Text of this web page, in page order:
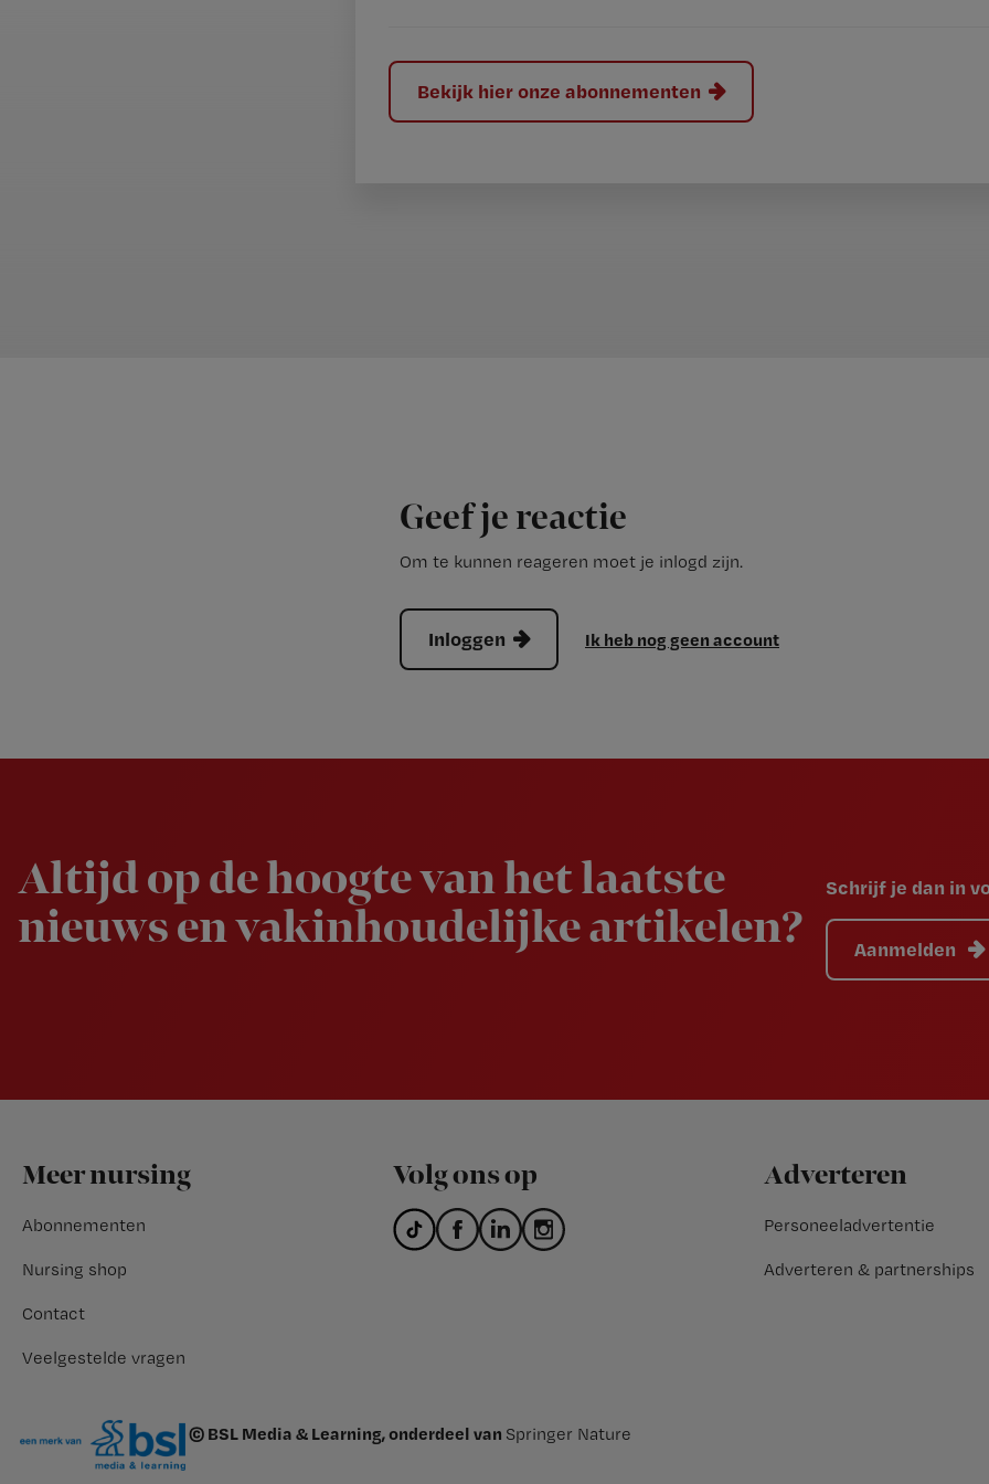
?
Bekijk hier onze abonnementen
Geef je reactie
Om te kunnen reageren moet je inlogd zijn.
Inloggen Ik heb nog geen account
Altijd op de hoogte van het laatste
nieuws en vakinhoudelijke artikelen?
Schrijf je dan in
Aanmelden
Footer
Meer nursing
Abonnementen
Nursing shop
Contact
Veelgestelde vragen
Volg ons op Adverteren
Personeeladvertentie
Adverteren & partnerships
© BSL Media & Learning, onderdeel van Springer Nature